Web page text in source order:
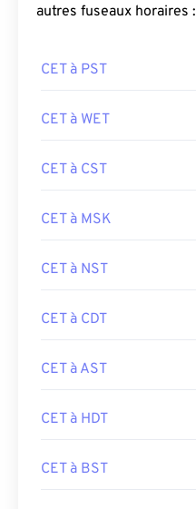
autres fuseaux horaires :
CET à PST
CET à WET
CET à CST
CET à MSK
CET à NST
CET à CDT
CET à AST
CET à HDT
CET à BST